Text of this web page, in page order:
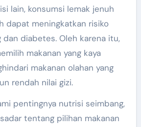
lain, konsumsi lemak jenuh
dapat meningkatkan risiko
diabetes. Oleh karena itu,
makanan yang kaya
makanan olahan yang
rendah nilai gizi.
pentingnya nutrisi seimbang,
tentang pilihan makanan